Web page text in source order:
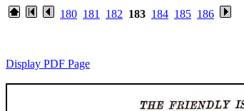
180 181 182 183 184 185 186
Display PDF Page